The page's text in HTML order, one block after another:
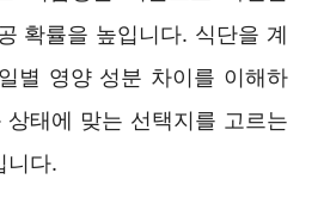
확률을 높입니다. 식단을 계
별 영양 성분 차이를 이해하
태에 맞는 선택지를 고르는
니다.